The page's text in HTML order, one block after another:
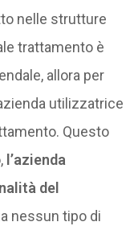
nelle strutture
trattamento è
allora per
utilizzatrice
Questo
l’azienda
del
nessun tipo di